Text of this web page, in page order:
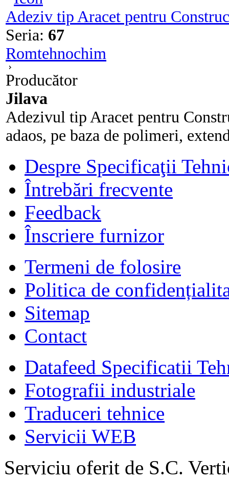
Adeziv tip Aracet pentru
Seria: 67
Romtehnochim
Producător
Jilava
Adezivul tip Aracet pentru
adaos, pe baza de polimeri,
Despre Specificaţii
Întrebări frecvente
Feedback
Înscriere furnizor
Termeni de folosire
Politica de
Sitemap
Contact
Datafeed Specificatii
Fotografii industriale
Traduceri tehnice
Servicii WEB
Serviciu oferit de S.C.